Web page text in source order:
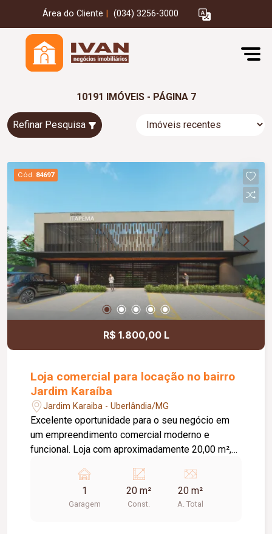
Área do Cliente (034) 3256-3000
10191 IMÓVEIS - PÁGINA 7
Refinar Pesquisa
Cód. 84697
R$ 1.800,00 L
Loja comercial para locação no bairro
Jardim Karaíba
Jardim Karaiba - Uberlândia/MG
Excelente oportunidade para o seu negócio em
um empreendimento comercial moderno e
funcional. Loja com aproximadamente 20,00 m²,
espaço prático, bem estruturado e pronto para
receber clientes. O empreendimento oferece uma
completa infraestrutura compartilhada, contando
1
Garagem
20 m²
Const.
20 m²
A. Total